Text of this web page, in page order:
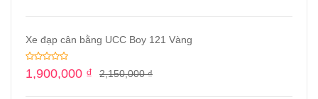
Xe đạp cân bằng UCC Boy 121 Vàng
2,150,000₫
1,900,000 ₫